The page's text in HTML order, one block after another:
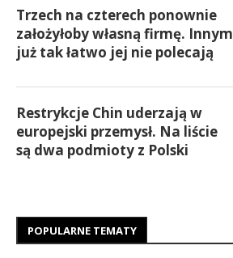
Trzech na czterech ponownie
założyłoby własną firmę. Innym
już tak łatwo jej nie polecają
Restrykcje Chin uderzają w
europejski przemysł. Na liście
są dwa podmioty z Polski
POPULARNE TEMATY